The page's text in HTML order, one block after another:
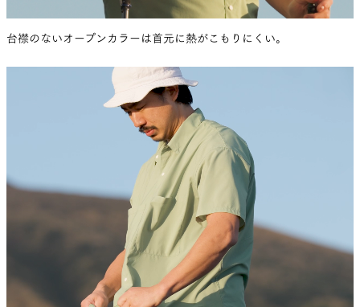
当時、ふたりで「今までにないシャツの形
を作ることに正面から向き合おう」と話していたよ
そうでしたね。かなりチャレンジでした。
そもそもバックパックを背負ってきれいに見
える大きめのシルエットのシャツなんて存在してい
なかったし、そんなコンセプトで作る必要性もこ
れまで多分なかったと思うんです。
悩みましたけど、見たことのないシルエット
が出来上がったのは確かです。
台襟のないオープンカラーは首元に熱がこもりにくい。